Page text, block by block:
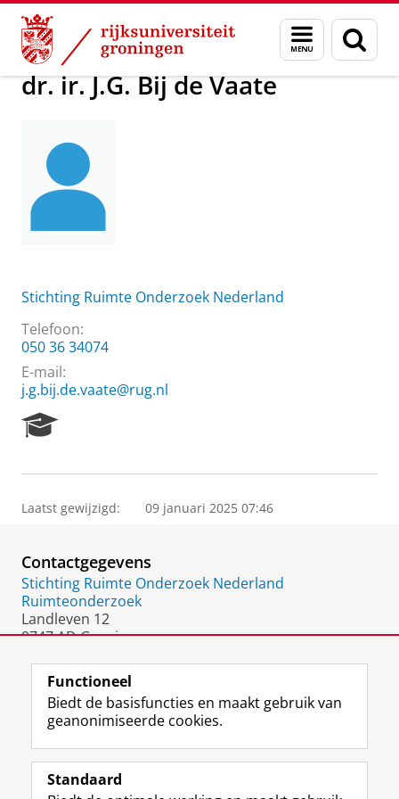
Skip
Content
Skip
Navigation
Menu
en
zoeken
Over ons dr. ir. J.G. Bij de Vaate
dr. ir. J.G. Bij de Vaate
Stichting Ruimte Onderzoek Nederland
Telefoon:
050 36 34074
E-mail:
j.g.bij.de.vaate@rug.nl
e
r
P
o
r
t
a
Laatst gewijzigd: 09 januari 2025 07:46
Contactgegevens
Stichting Ruimte Onderzoek Nederland
Ruimteonderzoek
Landleven 12
9747 AD Groningen
Volg de RUG
F
a
L
i
R
S
I
n
Y
o
Functioneel
Biedt de basisfuncties en maakt gebruik van
geanonimiseerde cookies.
Standaard